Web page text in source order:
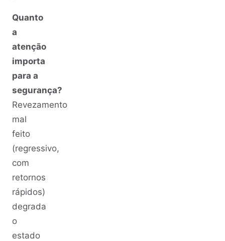
Quanto
a
atenção
importa
para a
segurança?
Revezamento
mal
feito
(regressivo,
com
retornos
rápidos)
degrada
o
estado